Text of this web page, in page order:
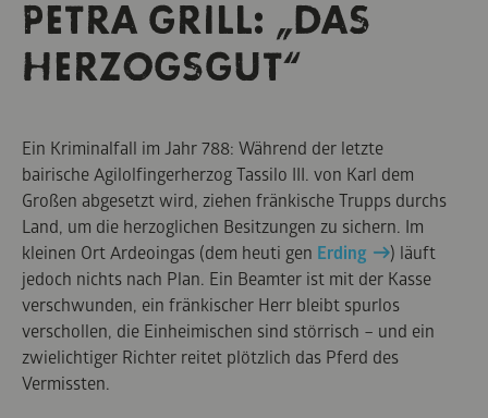
PETRA GRILL: „DAS
HERZOGSGUT“
Ein Kriminalfall im Jahr 788: Während der letzte
bairische Agilolfingerherzog Tassilo III. von Karl dem
Großen abgesetzt wird, ziehen fränkische Trupps durchs
Land, um die herzoglichen Besitzungen zu sichern. Im
kleinen Ort Ardeoingas (dem heuti gen Erding
) läuft
jedoch nichts nach Plan. Ein Beamter ist mit der Kasse
verschwunden, ein fränkischer Herr bleibt spurlos
verschollen, die Einheimischen sind störrisch – und ein
zwielichtiger Richter reitet plötzlich das Pferd des
Vermissten.